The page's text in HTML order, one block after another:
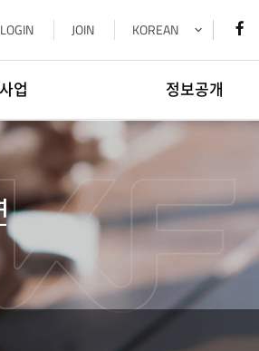
LOGIN JOIN KOREAN
업
럼사무국
정보공개
정보공개
경영공시정보
재정정보공개
공공데이터개방
데이터기반행정
사업실명제